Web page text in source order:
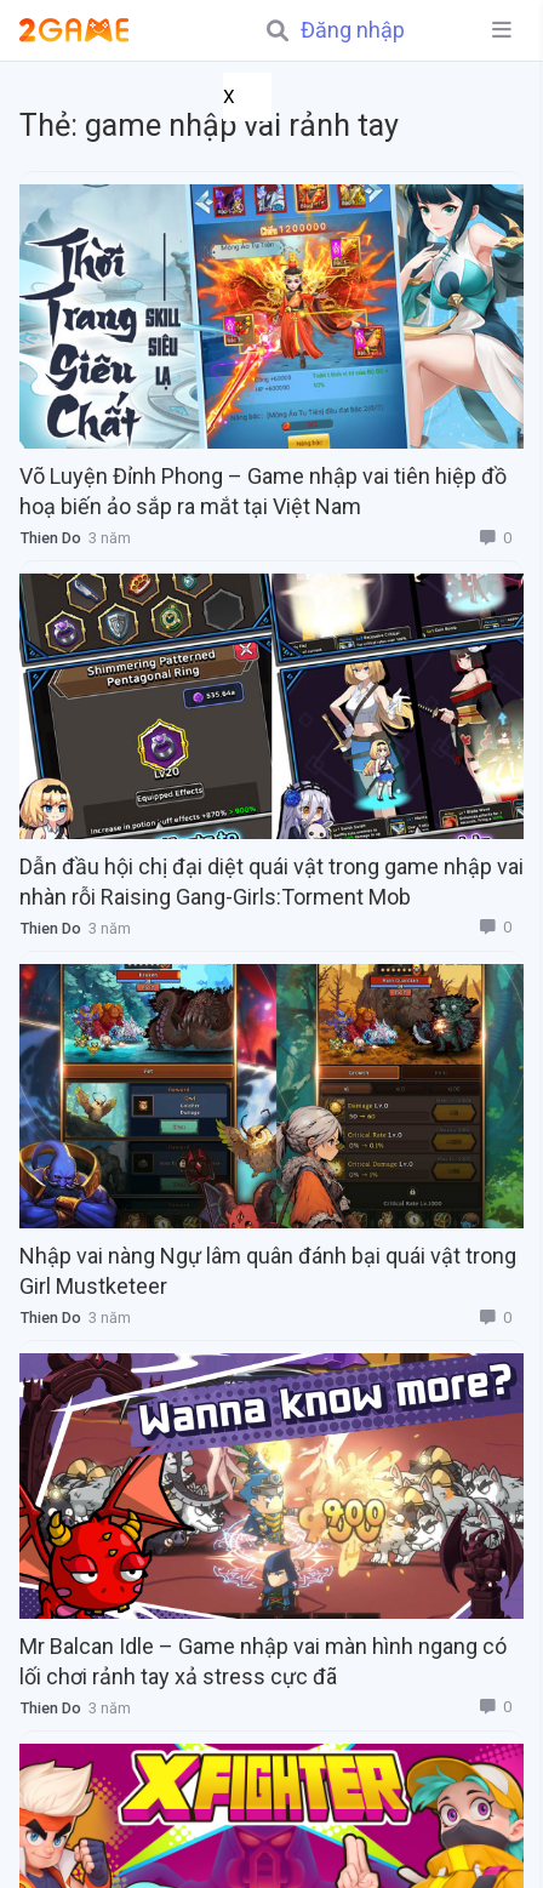
Đăng nhập
X
Thẻ: game nhập vai rảnh tay
Võ Luyện Đỉnh Phong – Game nhập vai tiên hiệp đồ
hoạ biến ảo sắp ra mắt tại Việt Nam
Thien Do 3 năm 0
Dẫn đầu hội chị đại diệt quái vật trong game nhập vai
nhàn rỗi Raising Gang-Girls:Torment Mob
Thien Do 3 năm 0
Nhập vai nàng Ngự lâm quân đánh bại quái vật trong
Girl Mustketeer
Thien Do 3 năm 0
Mr Balcan Idle – Game nhập vai màn hình ngang có
lối chơi rảnh tay xả stress cực đã
Thien Do 3 năm 0